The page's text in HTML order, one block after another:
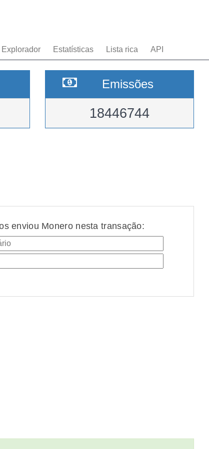
Explorador Estatísticas Lista rica API
Emissões
18446744
enviou Monero nesta transação: